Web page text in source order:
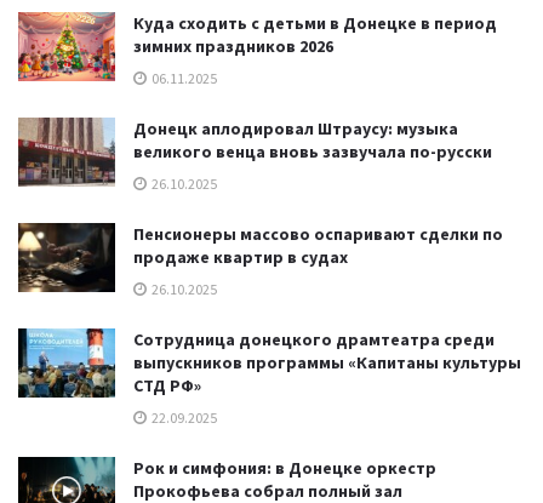
Куда сходить с детьми в Донецке в период
зимних праздников 2026
06.11.2025
Донецк аплодировал Штраусу: музыка
великого венца вновь зазвучала по-русски
26.10.2025
Пенсионеры массово оспаривают сделки по
продаже квартир в судах
26.10.2025
Сотрудница донецкого драмтеатра среди
выпускников программы «Капитаны культуры
СТД РФ»
22.09.2025
Рок и симфония: в Донецке оркестр
Прокофьева собрал полный зал